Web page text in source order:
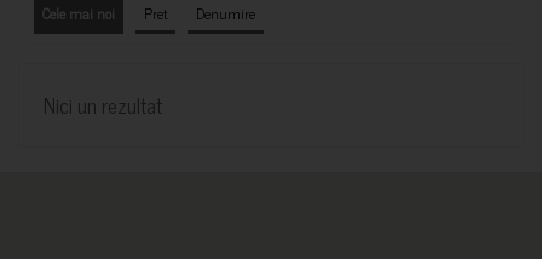
Cele mai noi Pret Denumire
Nici un rezultat